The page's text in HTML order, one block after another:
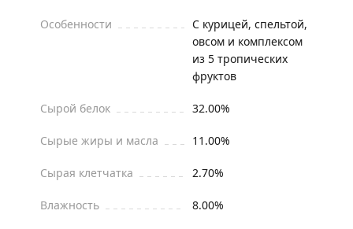
Особенности
С курицей, спельтой,
овсом и комплексом
из 5 тропических
фруктов
Сырой белок 32.00%
Сырые жиры и масла 11.00%
Сырая клетчатка 2.70%
Влажность 8.00%